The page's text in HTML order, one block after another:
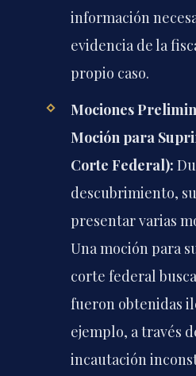
información
evidencia de la
propio caso.
Mociones
Moción para
Corte Federal):
descubrimiento,
presentar varias
Una moción para
corte federal
fueron obtenidas
ejemplo, a través
incautación